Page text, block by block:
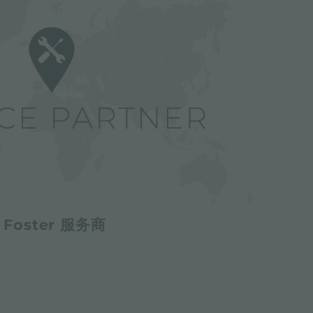
Foster 服务商